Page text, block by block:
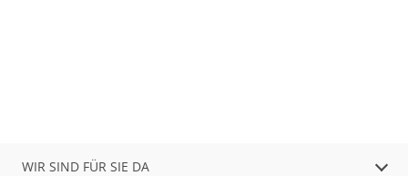
WIR SIND FÜR SIE DA